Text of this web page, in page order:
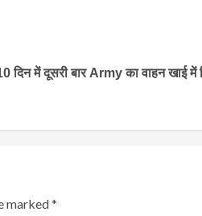
दिन में दूसरी बार Army का वाहन खाई में
marked*